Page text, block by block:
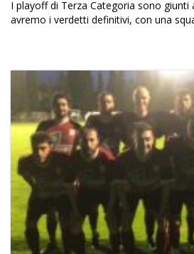
I playoff di Terza Categoria sono giunti
avremo i verdetti definitivi, con una